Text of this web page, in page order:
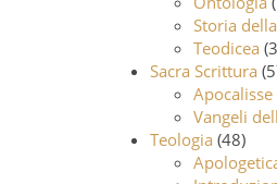
Storia
Teodicea
Sacra Scrittura
Apocalisse
Vangeli
Teologia (48)